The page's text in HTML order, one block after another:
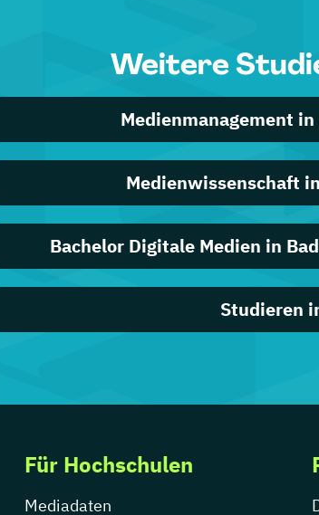
Weitere
Medienmanagement
Medienwissenschaft
Bachelor Digitale Medien in
Studieren
Für Hochschulen
Mediadaten